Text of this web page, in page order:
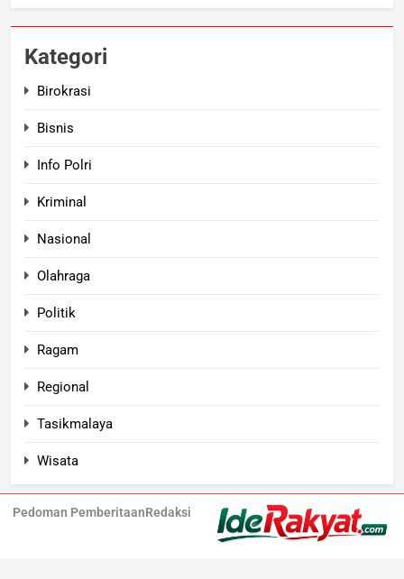
Kategori
Birokrasi
Bisnis
Info Polri
Kriminal
Nasional
Olahraga
Politik
Ragam
Regional
Tasikmalaya
Wisata
Pedoman PemberitaanRedaksi